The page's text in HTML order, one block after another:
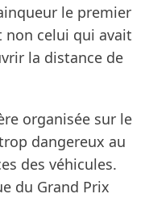
le premier
non celui qui avait
la distance de
organisée sur le
dangereux au
des véhicules.
du Grand Prix